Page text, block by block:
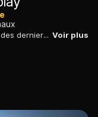
En Chine, la réserve de Chongzuo est l'un des derniers refuges naturels du langur à tête blanche, espèce de petit singe menacée d'extinction. Voir plus